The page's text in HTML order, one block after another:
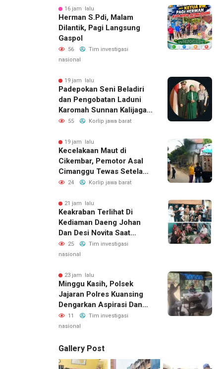
Korban Menghubungi
YUNUS WAHYUDI Aktivis
Banyuwangi Dan Langsung
Di Tolong Untuk Perawatan
Lebih Lanjut
16 jam lalu
Herman S.Pdi, Malam
Dilantik, Pagi Langsung
Gaspol
56
Tim investigasi
nasional
19 jam lalu
Padepokan Seni Beladiri
dan Pengobatan Laduni
Karomah Sunnan Kalijaga
Buka Ijazah Ilmu Laduni
55 Korlip jawa barat
19 jam lalu
Kecelakaan Maut di
Cikembar, Pemotor Asal
Cimanggu Tewas Setelah
Terpental Masuk Kolong
24 Korlip jawa barat
21 jam lalu
Keakraban Terlihat Di
Kediaman Daeng Johan
Dan Desi Novita Saat
Puluhan Awak Media Hadir
Dalam Rangka Acara Rutin
Sekaligus Doa Syukuran
Menempati Rumah Baru
25
Tim investigasi
nasional
23 jam lalu
Minggu Kasih, Polsek
Jajaran Polres Kuansing
Dengarkan Aspirasi Dan
Keluhan Masyarakat
11
Tim investigasi
nasional
Gallery Post